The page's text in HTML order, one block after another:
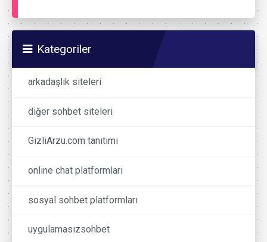
Kategoriler
arkadaşlık siteleri
diğer sohbet siteleri
GizliArzu.com tanıtımı
online chat platformları
sosyal sohbet platformları
uygulamasızsohbet